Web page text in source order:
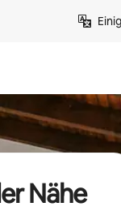
Nähe